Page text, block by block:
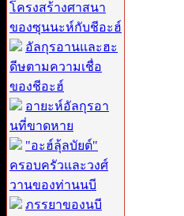
โครงสร้างศาสนา
ของซุนนะห์กับชีอะฮ์
อัลกุรอานและฮะ
ดีษตามความเชื่อ
ของชีอะฮ์
อายะห์อัลกุรอา
นที่ขาดหาย
"อะฮ์ลุ้ลบัยต์"
ครอบครัวและวงศ์
วานของท่านนบี
ภรรยาของนบี